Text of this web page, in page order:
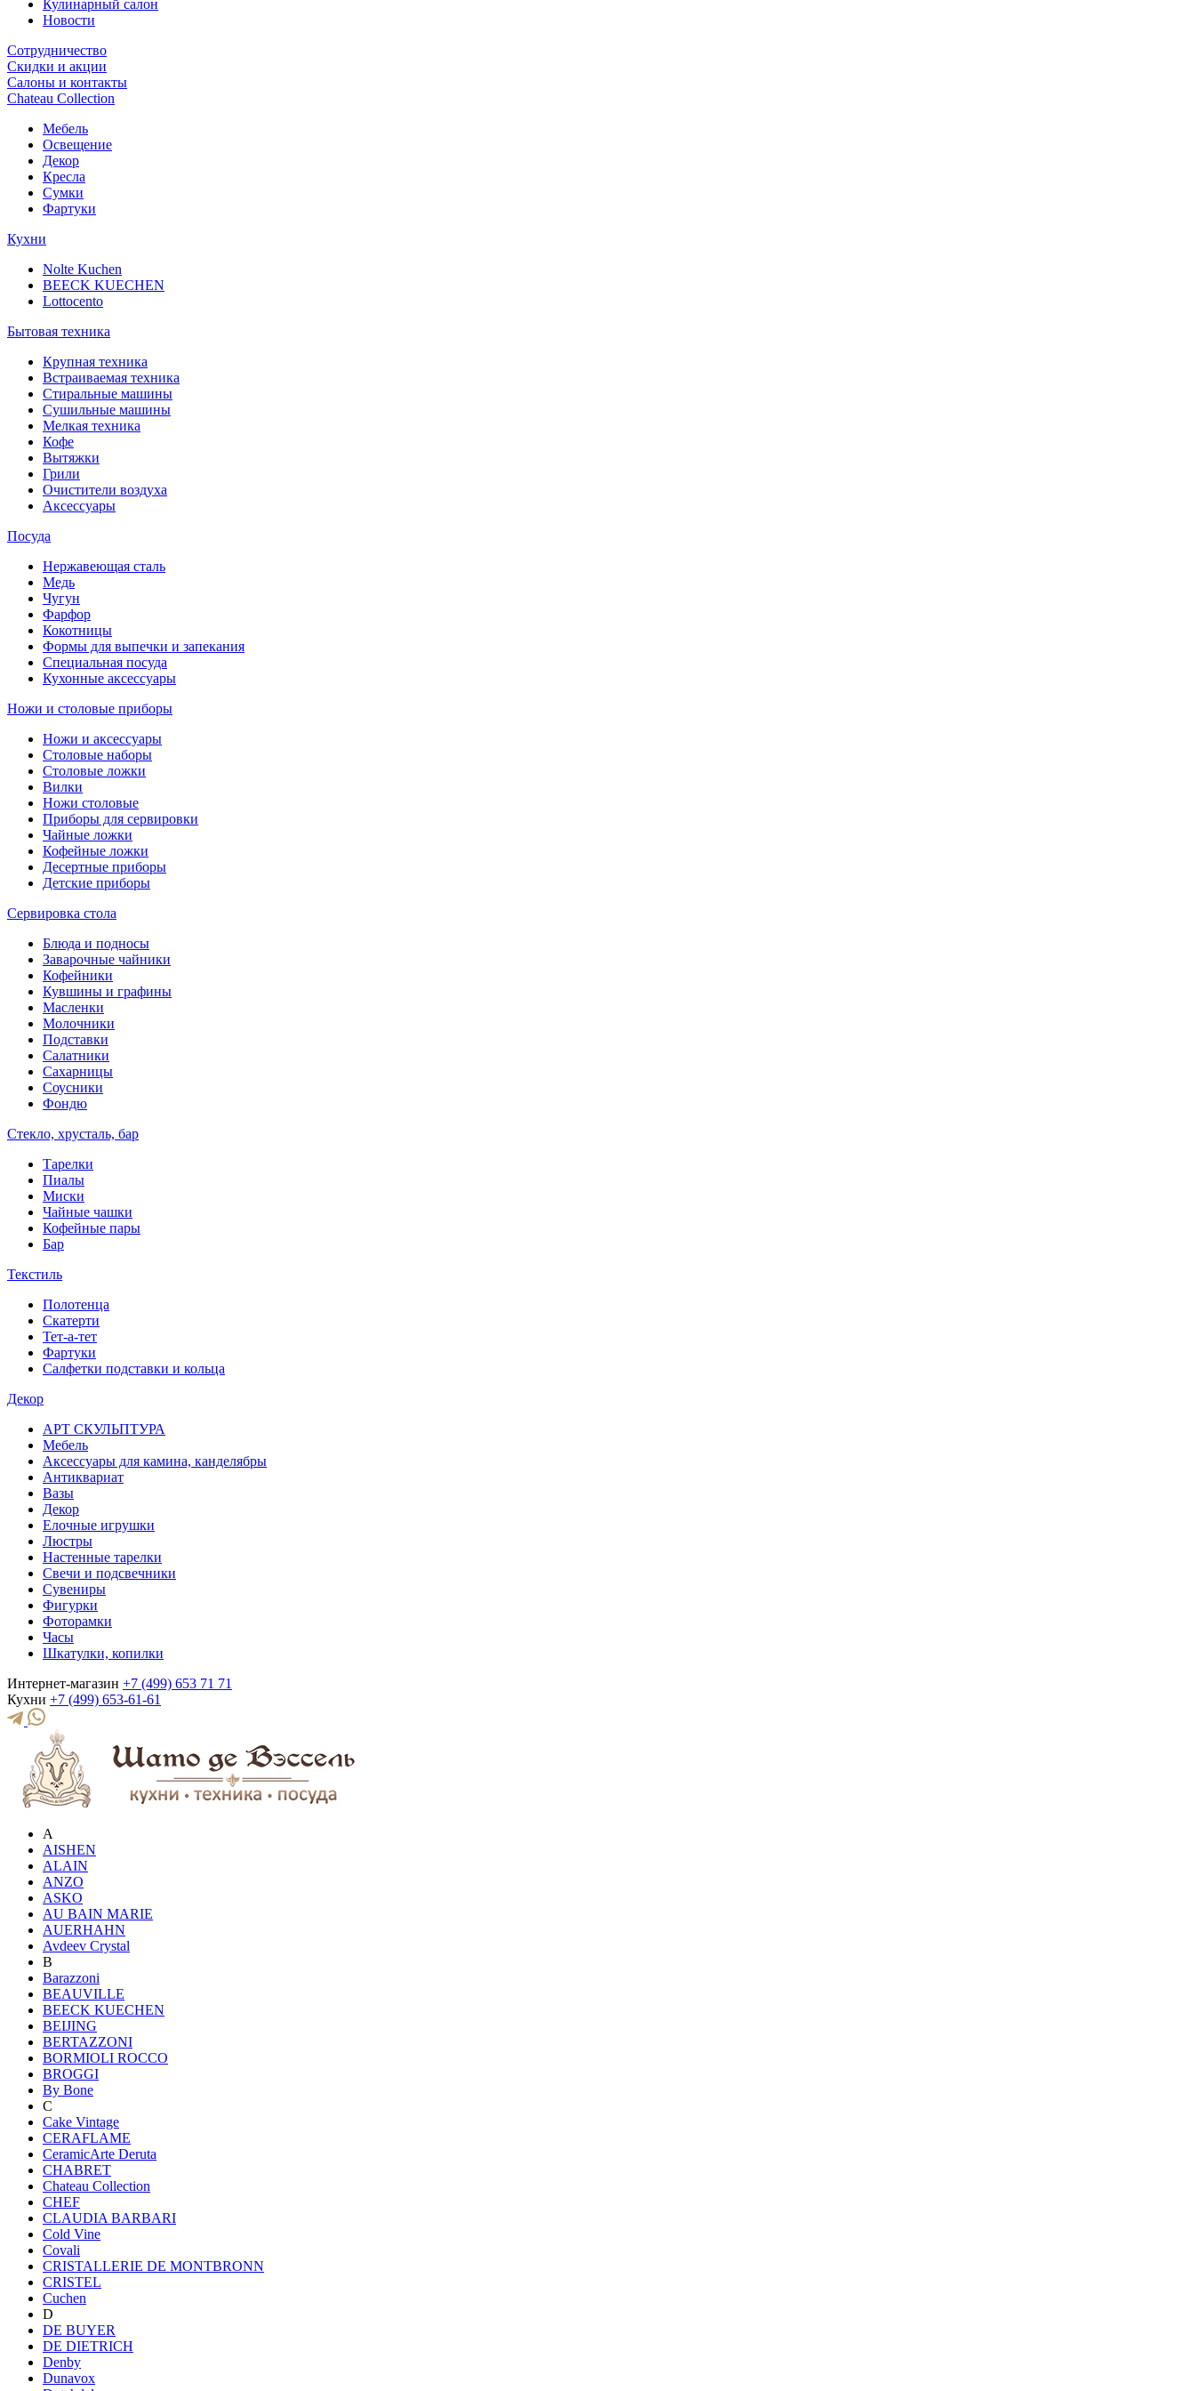
Кулинарный салон
Новости
Сотрудничество
Скидки и акции
Салоны и контакты
Chateau Collection
Мебель
Освещение
Декор
Кресла
Сумки
Фартуки
Кухни
Nolte Kuchen
BEECK KUECHEN
Lottocento
Бытовая техника
Крупная техника
Встраиваемая техника
Стиральные машины
Сушильные машины
Мелкая техника
Кофе
Вытяжки
Грили
Очистители воздуха
Аксессуары
Посуда
Нержавеющая сталь
Медь
Чугун
Фарфор
Кокотницы
Формы для выпечки и запекания
Специальная посуда
Кухонные аксессуары
Ножи и столовые приборы
Ножи и аксессуары
Столовые наборы
Столовые ложки
Вилки
Ножи столовые
Приборы для сервировки
Чайные ложки
Кофейные ложки
Десертные приборы
Детские приборы
Сервировка стола
Блюда и подносы
Заварочные чайники
Кофейники
Кувшины и графины
Масленки
Молочники
Подставки
Салатники
Сахарницы
Соусники
Фондю
Стекло, хрусталь, бар
Тарелки
Пиалы
Миски
Чайные чашки
Кофейные пары
Бар
Текстиль
Полотенца
Скатерти
Тет-а-тет
Фартуки
Салфетки подставки и кольца
Декор
АРТ СКУЛЬПТУРА
Мебель
Аксессуары для камина, канделябры
Антиквариат
Вазы
Декор
Елочные игрушки
Люстры
Настенные тарелки
Свечи и подсвечники
Сувениры
Фигурки
Фоторамки
Часы
Шкатулки, копилки
Интернет-магазин +7 (499) 653 71 71
Кухни +7 (499) 653-61-61
A
AISHEN
ALAIN
ANZO
ASKO
AU BAIN MARIE
AUERHAHN
Avdeev Crystal
B
Barazzoni
BEAUVILLE
BEECK KUECHEN
BEIJING
BERTAZZONI
BORMIOLI ROCCO
BROGGI
By Bone
C
Cake Vintage
CERAFLAME
CeramicArte Deruta
CHABRET
Chateau Collection
CHEF
CLAUDIA BARBARI
Cold Vine
Covali
CRISTALLERIE DE MONTBRONN
CRISTEL
Cuchen
D
DE BUYER
DE DIETRICH
Denby
Dunavox